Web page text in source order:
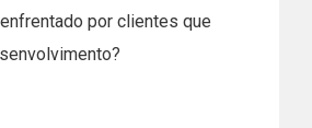
por clientes que